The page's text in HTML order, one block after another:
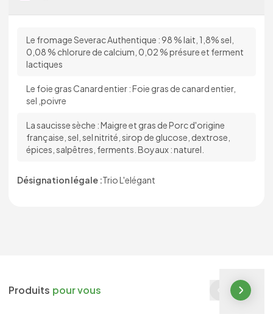
Le fromage Severac Authentique : 98 % lait, 1,8% sel,
0,08 % chlorure de calcium, 0,02 % présure et ferment
lactiques
Le foie gras Canard entier : Foie gras de canard entier,
sel ,poivre
La saucisse sèche : Maigre et gras de Porc d'origine
française, sel, sel nitrité, sirop de glucose, dextrose,
épices, salpêtres, ferments. Boyaux : naturel.
Désignation légale :Trio L'elégant
Produits pour vous